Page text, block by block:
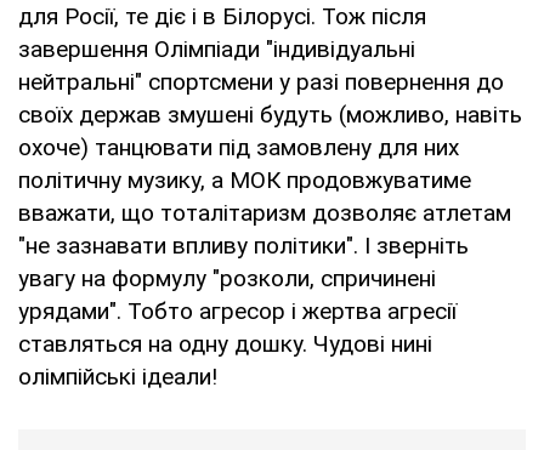
для Росії, те діє і в Білорусі. Тож після
завершення Олімпіади "індивідуальні
нейтральні" спортсмени у разі повернення до
своїх держав змушені будуть (можливо, навіть
охоче) танцювати під замовлену для них
політичну музику, а МОК продовжуватиме
вважати, що тоталітаризм дозволяє атлетам
"не зазнавати впливу політики". І зверніть
увагу на формулу "розколи, спричинені
урядами". Тобто агресор і жертва агресії
ставляться на одну дошку. Чудові нині
олімпійські ідеали!